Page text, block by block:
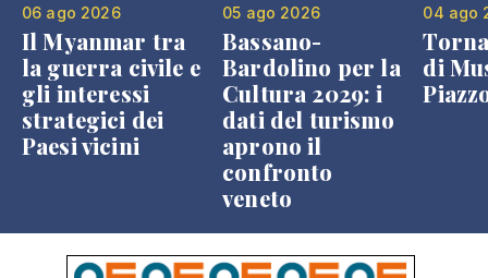
06 ago 2026
Il Myanmar tra
la guerra civile e
gli interessi
strategici dei
Paesi vicini
05 ago 2026
Bassano-
Bardolino per la
Cultura 2029: i
dati del turismo
aprono il
confronto
veneto
04 ago
di